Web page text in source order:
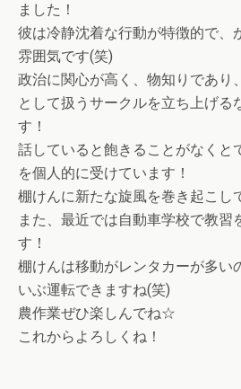
ました！
彼は冷静沈着な行動が特徴的で、
雰囲気です(笑)
政治に関心が高く、物知りであり
として扱うサークルを立ち上げる
す！
話していると飽きることがなくと
を個人的に受けています！
棚けんに新たな旋風を巻き起こし
また、最近では自動車学校で教習
す！
棚けんは移動がレンタカーが多い
いぶ運転できますね(笑)
農作業ぜひ楽しんでね☆
これからよろしくね！